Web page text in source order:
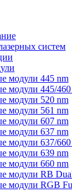
систем
модули 445 nm
модули 445/
модули 520 nm
модули 561 nm
модули 607 nm
модули 637 nm
модули 637/
модули 639 nm
модули 660 nm
модули RB
модули RGB